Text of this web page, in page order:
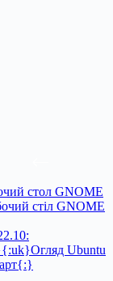
стол GNOME
стіл GNOME
Ubuntu